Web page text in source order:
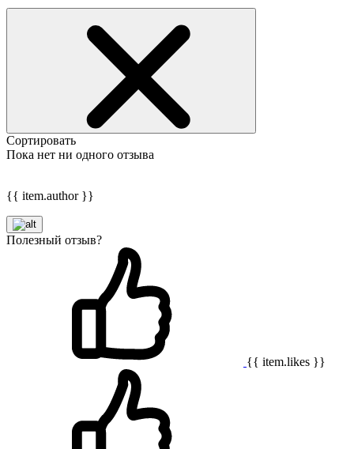
Сортировать
Пока нет ни одного отзыва
{{ item.author }}
Полезный отзыв?
{{ item.likes }}